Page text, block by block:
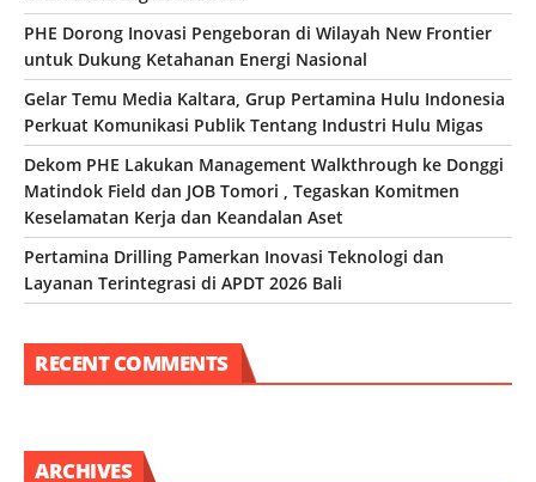
PHE Dorong Inovasi Pengeboran di Wilayah New Frontier
untuk Dukung Ketahanan Energi Nasional
Gelar Temu Media Kaltara, Grup Pertamina Hulu Indonesia
Perkuat Komunikasi Publik Tentang Industri Hulu Migas
Dekom PHE Lakukan Management Walkthrough ke Donggi
Matindok Field dan JOB Tomori , Tegaskan Komitmen
Keselamatan Kerja dan Keandalan Aset
Pertamina Drilling Pamerkan Inovasi Teknologi dan
Layanan Terintegrasi di APDT 2026 Bali
RECENT COMMENTS
ARCHIVES